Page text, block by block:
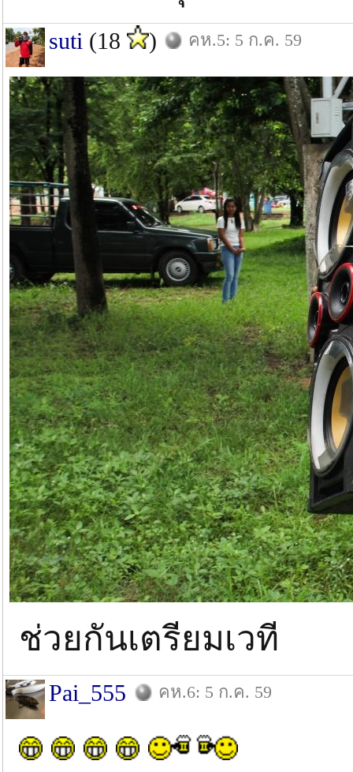
suti (18 ) คห.5: 5 ก.ค. 59
ช่วยกันเตรียมเวที
Pai_555 คห.6: 5 ก.ค. 59